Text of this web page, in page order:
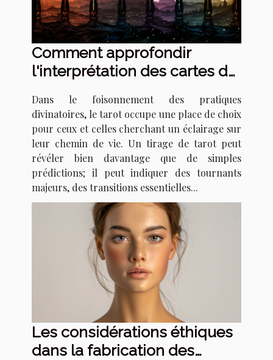
Comment approfondir
l'interprétation des cartes de
signes de changements de
vie majeurs
Dans le foisonnement des pratiques
divinatoires, le tarot occupe une place de choix
pour ceux et celles cherchant un éclairage sur
leur chemin de vie. Un tirage de tarot peut
révéler bien davantage que de simples
prédictions; il peut indiquer des tournants
majeurs, des transitions essentielles...
Les considérations éthiques
dans la fabrication des